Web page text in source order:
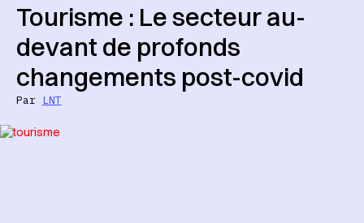
Tourisme : Le secteur au-
devant de profonds
changements post-covid
Par LNT